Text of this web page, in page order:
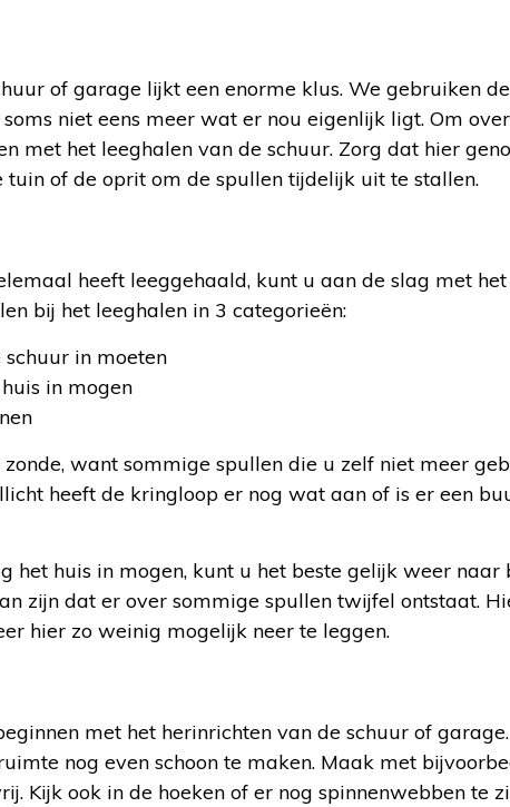
of garage lijkt een enorme klus. We gebruiken
niet eens meer wat er nou eigenlijk ligt. Om
met het leeghalen van de schuur. Zorg dat hier
of de oprit om de spullen tijdelijk uit te stallen.
heeft leeggehaald, kunt u aan de slag met
bij het leeghalen in 3 categorieën:
in moeten
in mogen
want sommige spullen die u zelf niet meer
heeft de kringloop er nog wat aan of is er een
het huis in mogen, kunt u het beste gelijk weer naar
zijn dat er over sommige spullen twijfel ontstaat.
hier zo weinig mogelijk neer te leggen.
met het herinrichten van de schuur of
nog even schoon te maken. Maak met
Kijk ook in de hoeken of er nog spinnenwebben te